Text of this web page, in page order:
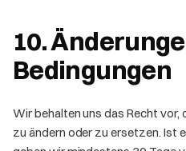
10.
Bedingungen
Wir behalten uns das Recht vor,
zu ändern oder zu ersetzen. Ist